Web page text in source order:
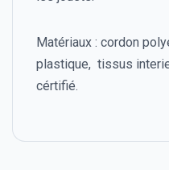
Matériaux : cordon
plastique, tissus
cértifié.